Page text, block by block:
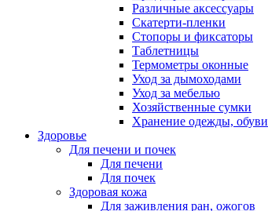
Различные аксессуары
Скатерти-пленки
Стопоры и фиксаторы
Таблетницы
Термометры оконные
Уход за дымоходами
Уход за мебелью
Хозяйственные сумки
Хранение одежды, обуви
Здоровье
Для печени и почек
Для печени
Для почек
Здоровая кожа
Для заживления ран, ожогов